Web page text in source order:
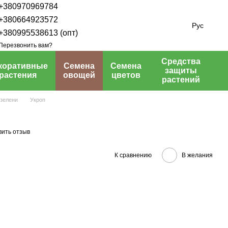
(опт)
вам?
Рус
растения
Семена
овощей
Семена
цветов
Средства
защиты
растений
Укроп
отзыв
К сравнению В желания